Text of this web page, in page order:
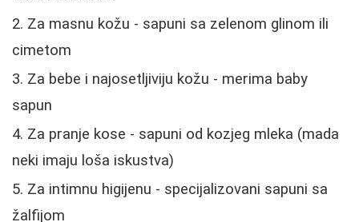
Za masnu kožu - sapuni sa zelenom glinom ili
cimetom
Za bebe i najosetljiviju kožu - merima baby
sapun
Za pranje kose - sapuni od kozjeg mleka (mada
neki imaju loša iskustva)
Za intimnu higijenu - specijalizovani sapuni sa
žalfijom